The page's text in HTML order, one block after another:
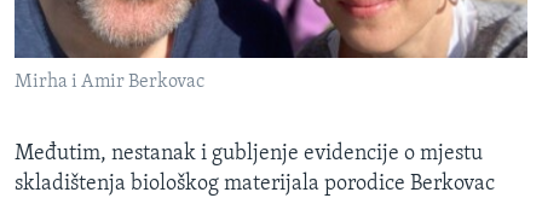
Mirha i Amir Berkovac
Međutim, nestanak i gubljenje evidencije o mjestu
skladištenja biološkog materijala porodice Berkovac